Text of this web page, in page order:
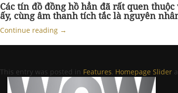
Các tín đồ đồng hồ hẳn đã rất quen
ấy, cùng âm thanh tích tắc là nguyên
Continue reading →
This entry was posted in Features, Homepage Slider